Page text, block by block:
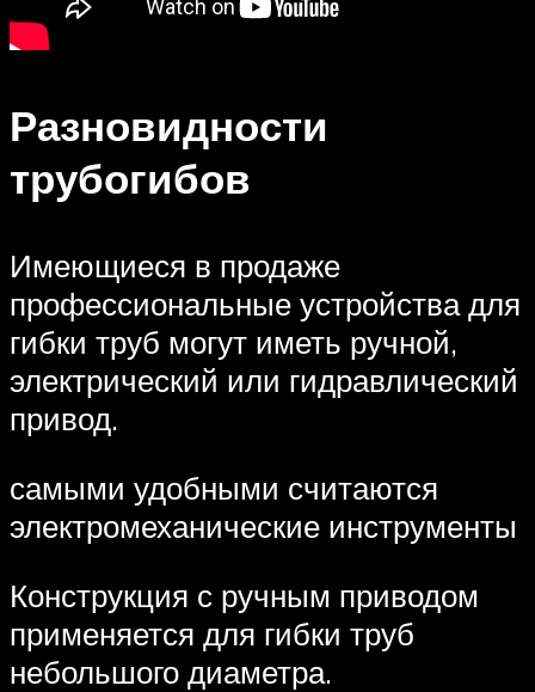
Разновидности
трубогибов
Имеющиеся в продаже
профессиональные устройства для
гибки труб могут иметь ручной,
электрический или гидравлический
привод.
самыми удобными считаются
электромеханические инструменты
Конструкция с ручным приводом
применяется для гибки труб
небольшого диаметра.